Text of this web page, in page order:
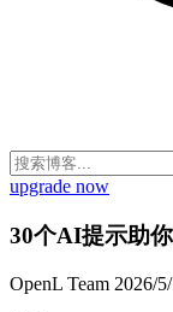
upgrade now
30个AI提示助
OpenL Team 2026/